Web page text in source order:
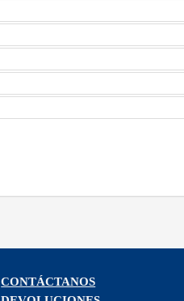
CONTÁCTANOS